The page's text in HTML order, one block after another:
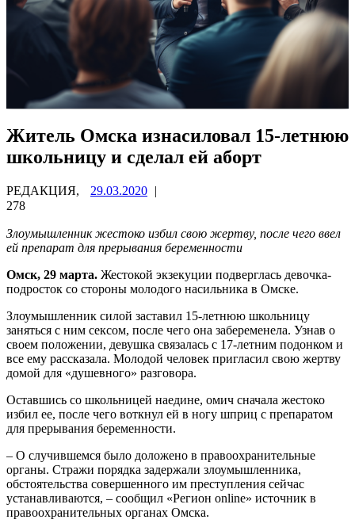
Житель Омска изнасиловал 15-летнюю
школьницу и сделал ей аборт
РЕДАКЦИЯ, 29.03.2020 |
278
Злоумышленник жестоко избил свою жертву, после чего ввел
ей препарат для прерывания беременности
Омск, 29 марта. Жестокой экзекуции подверглась девочка-
подросток со стороны молодого насильника в Омске.
Злоумышленник силой заставил 15-летнюю школьницу
заняться с ним сексом, после чего она забеременела. Узнав о
своем положении, девушка связалась с 17-летним подонком и
все ему рассказала. Молодой человек пригласил свою жертву
домой для «душевного» разговора.
Оставшись со школьницей наедине, омич сначала жестоко
избил ее, после чего воткнул ей в ногу шприц с препаратом
для прерывания беременности.
– О случившемся было доложено в правоохранительные
органы. Стражи порядка задержали злоумышленника,
обстоятельства совершенного им преступления сейчас
устанавливаются, – сообщил «Регион online» источник в
правоохранительных органах Омска.